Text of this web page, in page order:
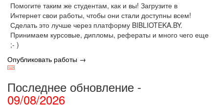
Помогите таким же студентам, как и вы! Загрузите в
Интернет свои работы, чтобы они стали доступны всем!
Сделать это лучше через платформу BIBLIOTEKA.BY.
Принимаем курсовые, дипломы, рефераты и много чего еще
;- )
Опубликовать работы →
Последнее обновление -
09/08/2026